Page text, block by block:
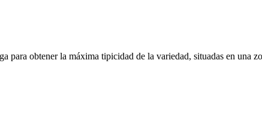
para obtener la máxima tipicidad de la variedad, situadas en una